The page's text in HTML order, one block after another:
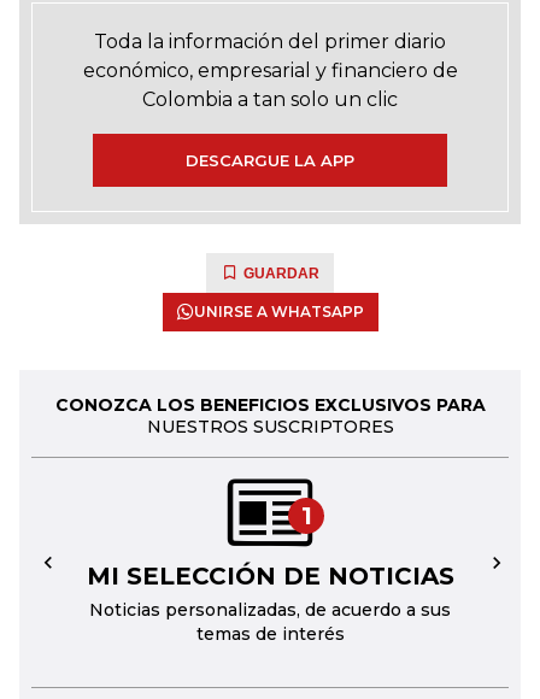
Toda la información del primer diario
económico, empresarial y financiero de
Colombia a tan solo un clic
DESCARGUE LA APP
GUARDAR
UNIRSE A WHATSAPP
CONOZCA LOS BENEFICIOS EXCLUSIVOS PARA
NUESTROS SUSCRIPTORES
1
MI SELECCIÓN DE NOTICIAS
Noticias personalizadas, de acuerdo a sus
temas de interés
← →